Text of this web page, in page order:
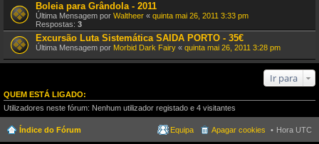
Boleia para Grândola - 2011
Última Mensagem por Waltheer « quinta mai 26, 2011 3:33 pm
Respostas: 3
Excursão Luta Sistemática SAIDA PORTO - 35€
Última Mensagem por Morbid Dark Fairy « quinta mai 26, 2011 3:28 pm
Ir para
QUEM ESTÁ LIGADO:
Utilizadores neste fórum: Nenhum utilizador registado e 4 visitantes
Índice do Fórum Hora UTC
Apagar cookies
Equipa